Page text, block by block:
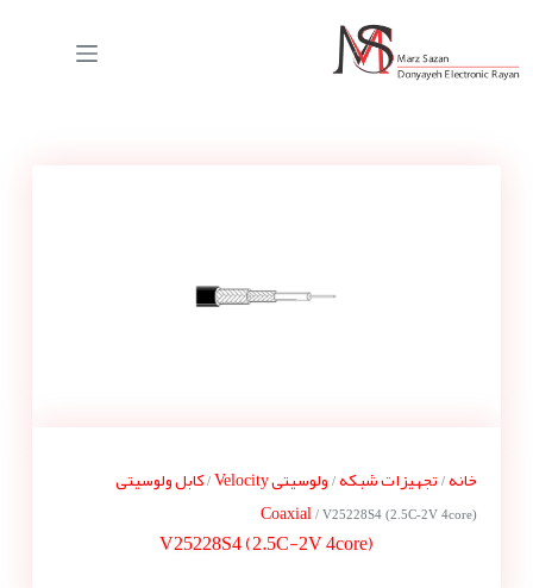
خانه/ تجهیزات شبکه/ ولوسیتی Velocity / کابل ولوسیتی
Coaxial / V25228S4 (2.5C-2V 4core)
V25228S4 (2.5C-2V 4core)